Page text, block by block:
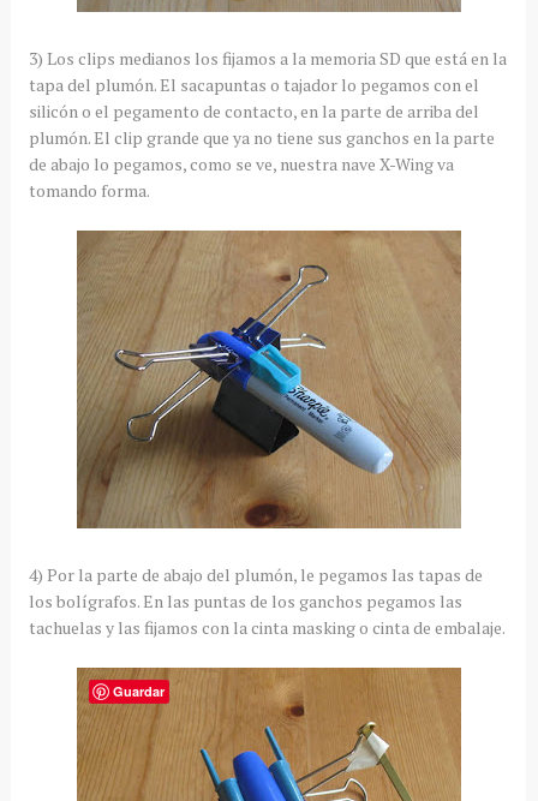
3) Los clips medianos los fijamos a la memoria SD que está en la
tapa del plumón. El sacapuntas o tajador lo pegamos con el
silicón o el pegamento de contacto, en la parte de arriba del
plumón. El clip grande que ya no tiene sus ganchos en la parte
de abajo lo pegamos, como se ve, nuestra nave X-Wing va
tomando forma.
4) Por la parte de abajo del plumón, le pegamos las tapas de
los bolígrafos. En las puntas de los ganchos pegamos las
tachuelas y las fijamos con la cinta masking o cinta de embalaje.
Guardar